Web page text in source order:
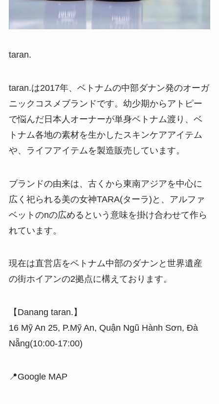
taran.
taran.は2017年、ベトナムの中部ダナン発のオーガ
ニックコスメブランドです。幼少期からアトピー
で悩んだ日本人オーナーが単身ベトナム渡り、ベ
トナム各地の素材を生かしたスキンケアアイテム
や、ライフアイテムを製造販売しています。
ブランドの由来は、古くから東南アジアを中心に
広く祀られる美の女神TARA(ターラ)と、アルファ
ベットのnの広めるという意味を掛け合わせて作ら
れています。
現在は直営店をベトナム中部のダナンと世界遺産
の街ホイアンの2拠点に構えております。
️【Danang taran.】
16 Mỹ An 25, P.Mỹ An, Quận Ngũ Hành Sơn, Đà
Nẵng(10:00-17:00)
📍Google MAP